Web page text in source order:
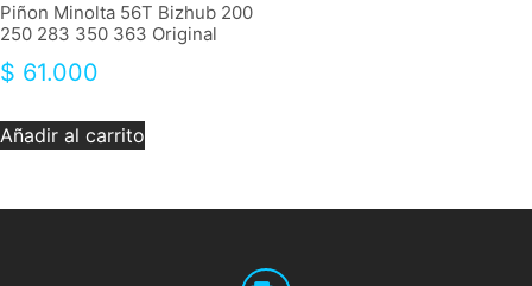
Piñon Minolta 56T Bizhub 200
250 283 350 363 Original
$ 61.000
Añadir al carrito